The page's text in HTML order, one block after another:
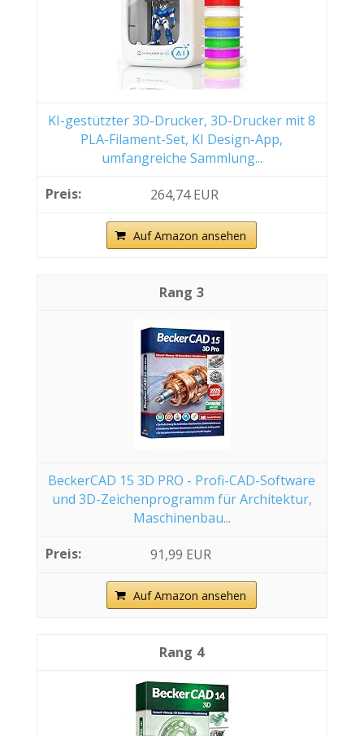
KI-gestützter 3D-Drucker, 3D-Drucker mit 8
PLA-Filament-Set, KI Design-App,
umfangreiche Sammlung...
264,74 EUR
Auf Amazon ansehen
3
BeckerCAD 15 3D PRO - Profi-CAD-Software
und 3D-Zeichenprogramm für Architektur,
Maschinenbau...
91,99 EUR
Auf Amazon ansehen
4